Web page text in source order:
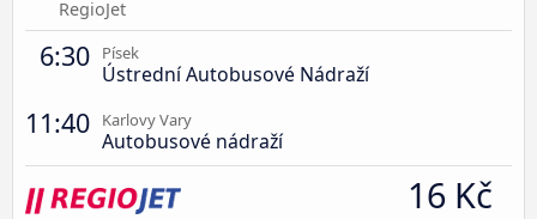
RegioJet
6:30 Písek
Ústrední Autobusové Nádraží
11:40 Karlovy Vary
Autobusové nádraží
16 Kč